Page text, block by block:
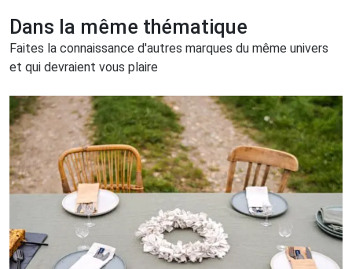
Dans la même thématique
Faites la connaissance d'autres marques du même univers
et qui devraient vous plaire